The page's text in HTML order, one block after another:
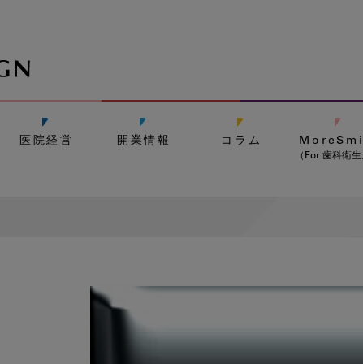
医院経営 開業情報 コラム
（For 歯科衛生